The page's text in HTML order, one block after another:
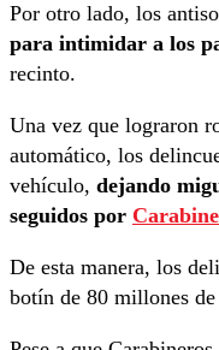
Por otro lado, los
para intimidar a los
recinto.
Una vez que lograron
automático, los
vehículo, dejando
seguidos por
De esta manera, los
botín de 80 millones de